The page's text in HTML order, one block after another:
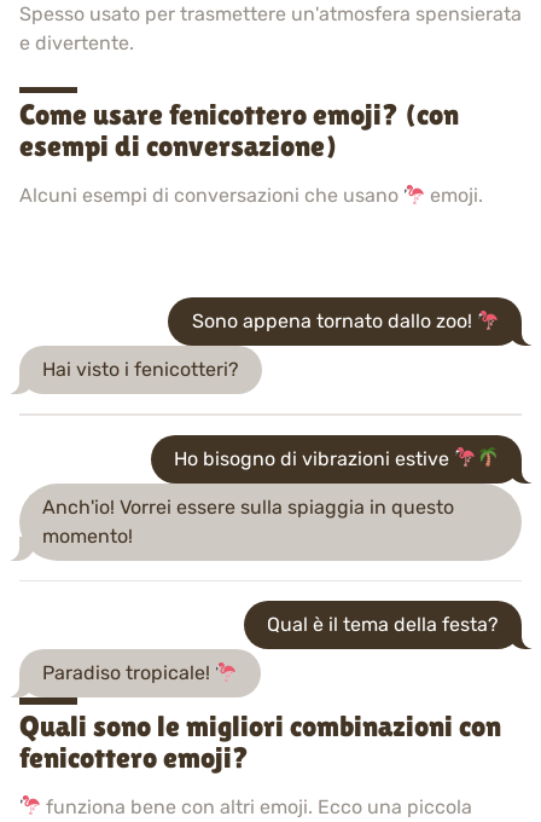
Spesso usato per trasmettere un'atmosfera spensierata
e divertente.
Come usare fenicottero emoji? (con
esempi di conversazione)
Alcuni esempi di conversazioni che usano emoji.
Sono appena tornato dallo zoo!
Hai visto i fenicotteri?
Ho bisogno di vibrazioni estive
Anch'io! Vorrei essere sulla spiaggia in questo
momento!
Qual è il tema della festa?
Paradiso tropicale!
Quali sono le migliori combinazioni con
fenicottero emoji?
funziona bene con altri emoji. Ecco una piccola